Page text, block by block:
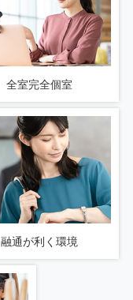
全室完全個室
融通が利く環境